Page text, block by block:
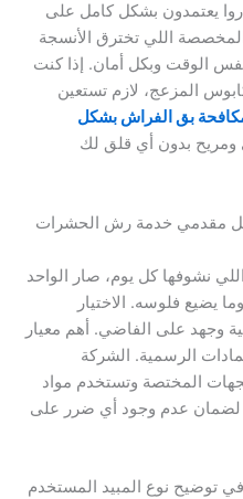
يعتمدون بشكل كامل على
المخصصة اللي تخترق الأنسجة
الوقت وبكل أمان. إذا كنت
المزعج، لازم تستعين
بق الفراش بشكل
ومريح بدون أي قلق لك
مقدمي خدمة رش الحشرات
نشوفها كل يوم، صار الواحد
يضيع فلوسه. الاختيار
وجهد على الفاضي. أهم معيار
الرسمية. الشركة
المختصة وتستخدم مواد
لضمان عدم وجود أي ضرر على
في توضيح نوع المبيد المستخدم